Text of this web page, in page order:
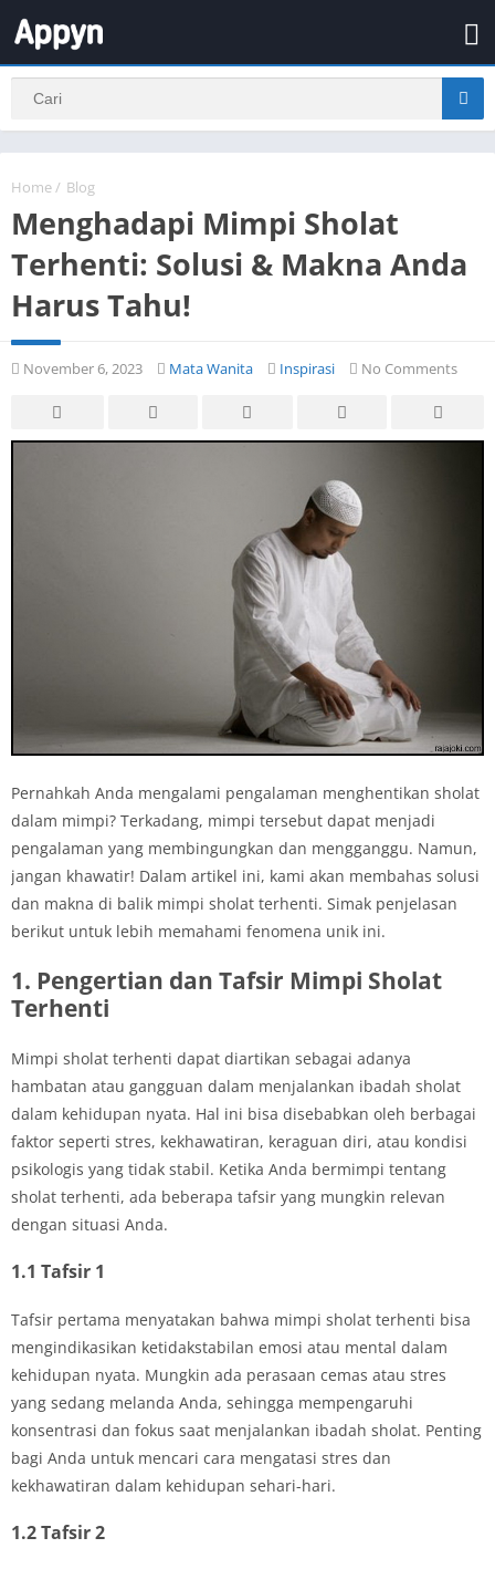
Home / Blog
Menghadapi Mimpi Sholat
Terhenti: Solusi & Makna Anda
Harus Tahu!
November 6, 2023 Mata Wanita Inspirasi No Comments
Pernahkah Anda mengalami pengalaman menghentikan sholat
dalam mimpi? Terkadang, mimpi tersebut dapat menjadi
pengalaman yang membingungkan dan mengganggu. Namun,
jangan khawatir! Dalam artikel ini, kami akan membahas solusi
dan makna di balik mimpi sholat terhenti. Simak penjelasan
berikut untuk lebih memahami fenomena unik ini.
1. Pengertian dan Tafsir Mimpi Sholat
Terhenti
Mimpi sholat terhenti dapat diartikan sebagai adanya
hambatan atau gangguan dalam menjalankan ibadah sholat
dalam kehidupan nyata. Hal ini bisa disebabkan oleh berbagai
faktor seperti stres, kekhawatiran, keraguan diri, atau kondisi
psikologis yang tidak stabil. Ketika Anda bermimpi tentang
sholat terhenti, ada beberapa tafsir yang mungkin relevan
dengan situasi Anda.
1.1 Tafsir 1
Tafsir pertama menyatakan bahwa mimpi sholat terhenti bisa
mengindikasikan ketidakstabilan emosi atau mental dalam
kehidupan nyata. Mungkin ada perasaan cemas atau stres
yang sedang melanda Anda, sehingga mempengaruhi
konsentrasi dan fokus saat menjalankan ibadah sholat. Penting
bagi Anda untuk mencari cara mengatasi stres dan
kekhawatiran dalam kehidupan sehari-hari.
1.2 Tafsir 2